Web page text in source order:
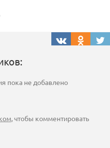
пока не добавлено
, чтобы комментировать